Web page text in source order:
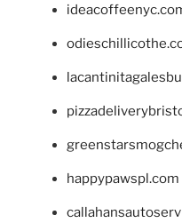
happypawspl.com